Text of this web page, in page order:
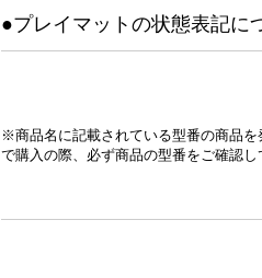
●プレイマットの状態表記に
※商品名に記載されている型番の商品
で購入の際、必ず商品の型番をご確認